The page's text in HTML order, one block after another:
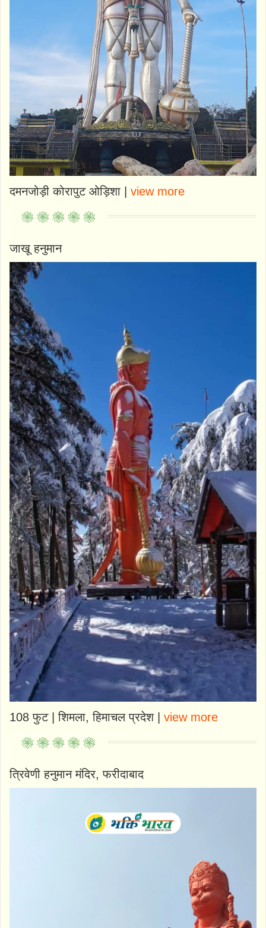
दमनजोड़ी कोरापुट ओड़िशा | view more
जाखू हनुमान
108 फुट | शिमला, हिमाचल प्रदेश | view more
त्रिवेणी हनुमान मंदिर, फरीदाबाद